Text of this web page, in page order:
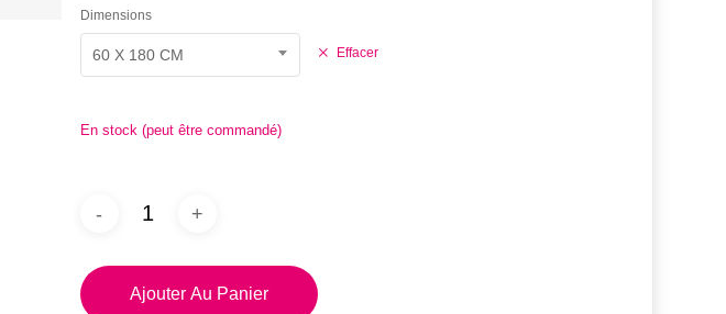
Dimensions
60 X 180 CM Effacer
En stock (peut être commandé)
Ajouter Au Panier